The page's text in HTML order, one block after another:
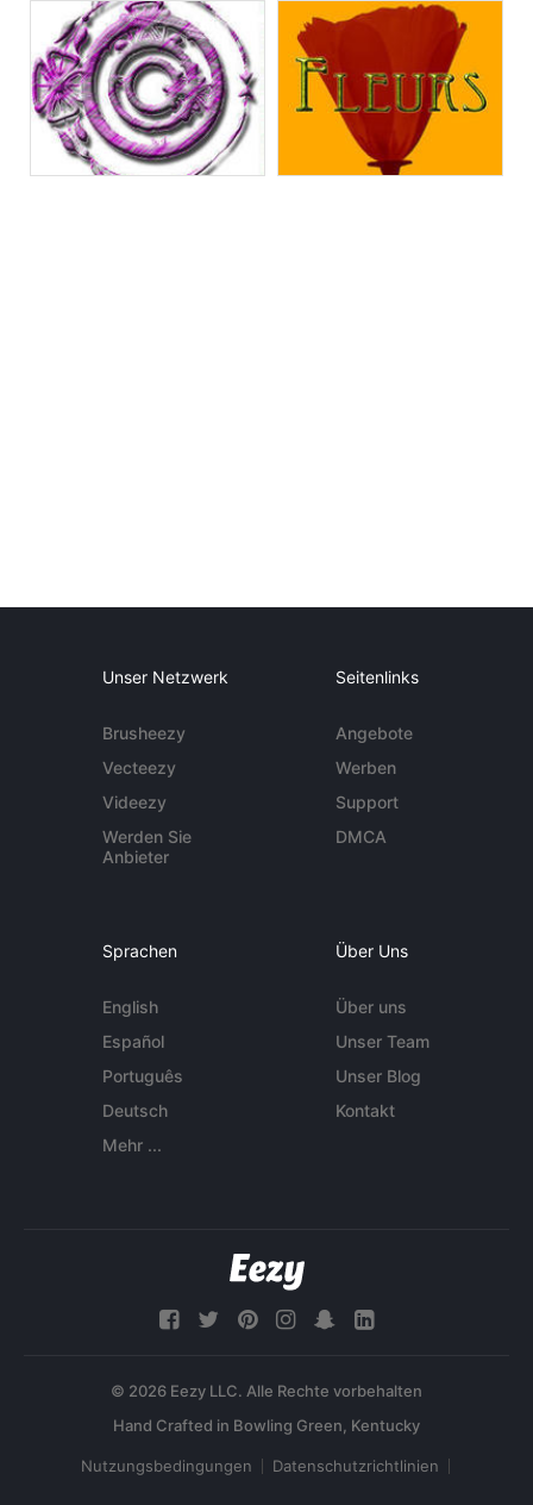
Unser Netzwerk
Brusheezy
Vecteezy
Videezy
Werden Sie
Anbieter
Seitenlinks
Angebote
Werben
Support
DMCA
Sprachen
English
Español
Português
Deutsch
Mehr ...
Über Uns
Über uns
Unser Team
Unser Blog
Kontakt
© 2026 Eezy LLC. Alle Rechte vorbehalten
Nutzungsbedingungen Datenschutzrichtlinien